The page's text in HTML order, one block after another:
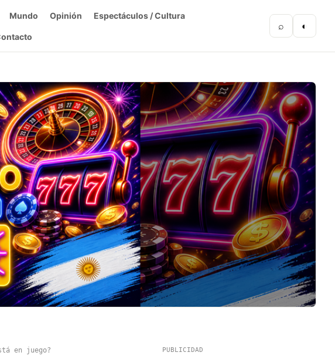
Mundo Opinión Espectáculos / Cultura
⌕ ◐
en juego? PUBLICIDAD